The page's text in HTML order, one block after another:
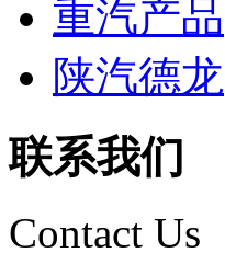
重汽产品
陕汽德龙
联系我们
Contact Us